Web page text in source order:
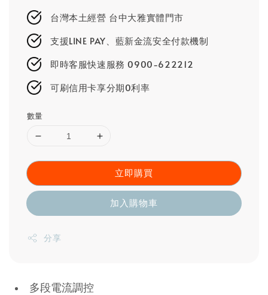
price
台灣本土經營 台中大雅實體門市
支援LINE PAY、藍新金流安全付款機制
即時客服快速服務 0900-622212
可刷信用卡享分期0利率
數量
立即購買
加入購物車
分享
多段電流調控